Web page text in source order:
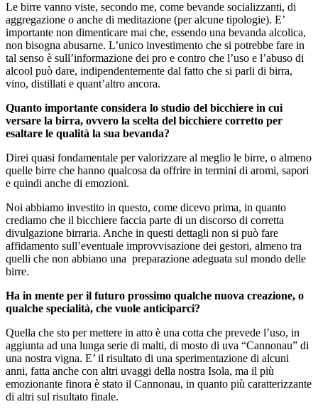
Le birre vanno viste, secondo me, come bevande socializzanti, di
aggregazione o anche di meditazione (per alcune tipologie). E’
importante non dimenticare mai che, essendo una bevanda alcolica,
non bisogna abusarne. L’unico investimento che si potrebbe fare in
tal senso è sull’informazione dei pro e contro che l’uso e l’abuso di
alcool può dare, indipendentemente dal fatto che si parli di birra,
vino, distillati e quant’altro ancora.
Quanto importante considera lo studio del bicchiere in cui
versare la birra, ovvero la scelta del bicchiere corretto per
esaltare le qualità la sua bevanda?
Direi quasi fondamentale per valorizzare al meglio le birre, o almeno
quelle birre che hanno qualcosa da offrire in termini di aromi, sapori
e quindi anche di emozioni.
Noi abbiamo investito in questo, come dicevo prima, in quanto
crediamo che il bicchiere faccia parte di un discorso di corretta
divulgazione birraria. Anche in questi dettagli non si può fare
affidamento sull’eventuale improvvisazione dei gestori, almeno tra
quelli che non abbiano una preparazione adeguata sul mondo delle
birre.
Ha in mente per il futuro prossimo qualche nuova creazione, o
qualche specialità, che vuole anticiparci?
Quella che sto per mettere in atto è una cotta che prevede l’uso, in
aggiunta ad una lunga serie di malti, di mosto di uva “Cannonau” di
una nostra vigna. E’ il risultato di una sperimentazione di alcuni
anni, fatta anche con altri uvaggi della nostra Isola, ma il più
emozionante finora è stato il Cannonau, in quanto più caratterizzante
di altri sul risultato finale.